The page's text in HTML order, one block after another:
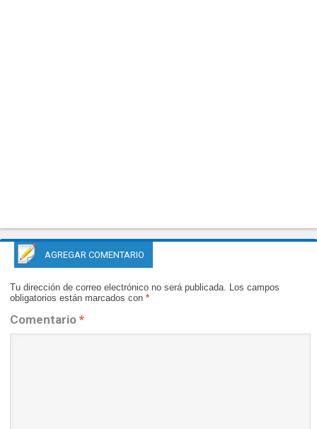
AGREGAR COMENTARIO
Tu dirección de correo electrónico no será publicada. Los campos
obligatorios están marcados con *
Comentario *